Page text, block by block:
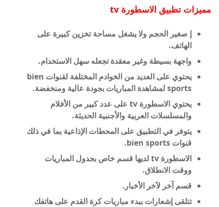
مميزات تطبيق الاسطورة tv
إ صغير الحجم ولا يشغل مساحة تخزين كبيرة على
الهاتف.
واجهة بسيطة وغير معقدة تجعله سهل الاستخدام.
يحتوي على العديد من الخوادم المختلفة لقنوات bien
sports لمشاهدة المباريات بجودة عالية ومنخفضة.
يحتوي الاسطورة tv على عدد كبير من الأفلام
والمسلسلات العربية والأجنبية الحديثة.
يتوفر في التطبيق على المحطات الإذاعية بما في ذلك
قنوات bien sports.
الاسطورة tv لديها قسم خاص بجدول المباريات
ووقت الانطلاق.
قسم آخر لآخر الأخبار.
تتلقى إشعارات ببدء مباريات كرة القدم على هاتفك